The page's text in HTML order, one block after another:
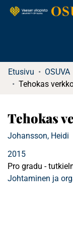
Etusivu OSUVA
Tehokas
Tehokas
Johansson, Heidi
2015
Pro gradu -
Johtaminen ja